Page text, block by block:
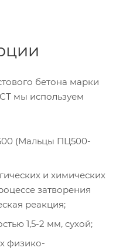
бетона марки
мы используем
(Мальцы ПЦ500-
и химических
затворения
реакция;
1,5-2 мм, сухой;
физико-